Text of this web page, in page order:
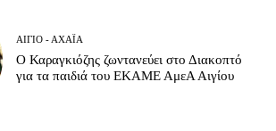
ΑΊΓΙΟ - ΑΧΑΪ́Α
Ο Καραγκιόζης ζωντανεύει στο Διακοπτό
για τα παιδιά του ΕΚΑΜΕ ΑμεΑ Αιγίου